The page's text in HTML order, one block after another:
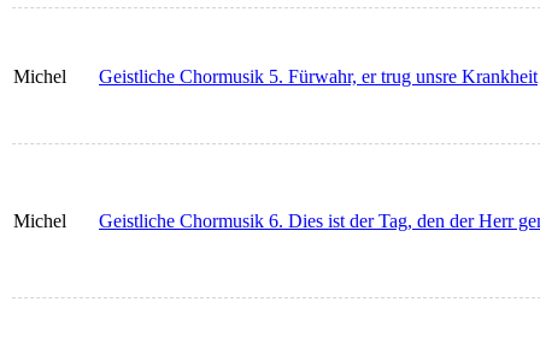
Michel Geistliche Chormusik 5. Fürwahr, er trug unsre Krankheit
Michel Geistliche Chormusik 6. Dies ist der Tag, den der Herr